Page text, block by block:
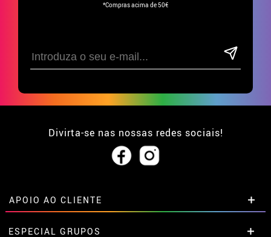
*Compras acima de 50€
Divirta-se nas nossas redes sociais!
APOIO AO CLIENTE
• Sobre nós
ESPECIAL GRUPOS